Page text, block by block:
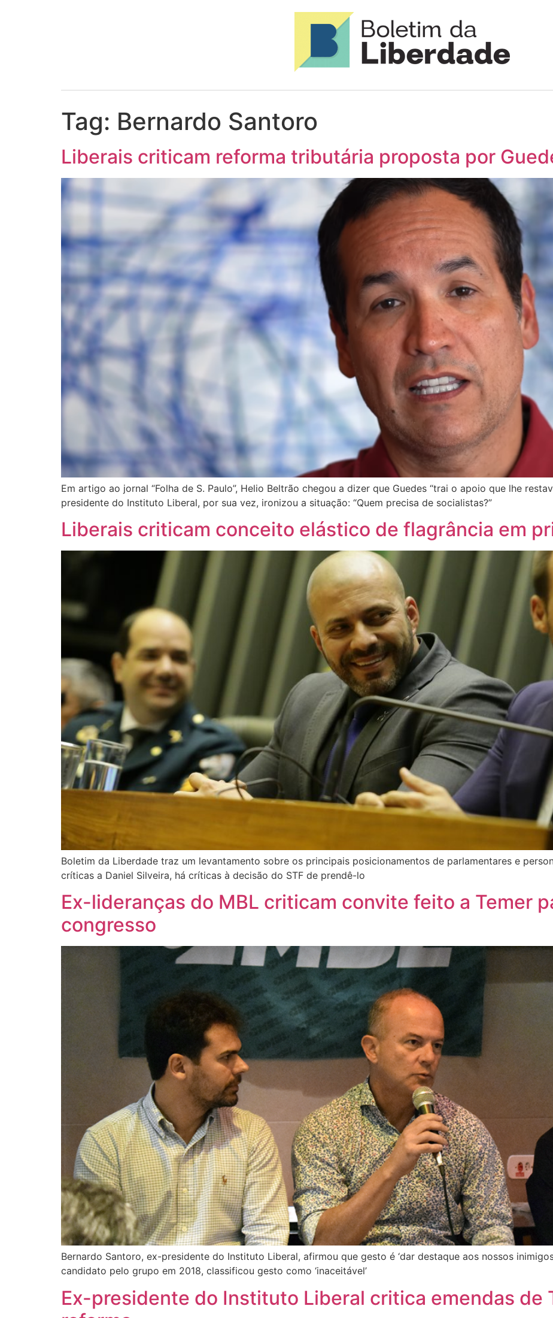
Tag: Bernardo Santoro
Liberais criticam reforma tributária proposta por
Em artigo ao jornal “Folha de S. Paulo”, Helio Beltrão chegou a dizer que Guedes “trai o apoio que lhe
presidente do Instituto Liberal, por sua vez, ironizou a situação: “Quem precisa de socialistas?”
Liberais criticam conceito elástico de flagrância em
Boletim da Liberdade traz um levantamento sobre os principais posicionamentos de parlamentares e
críticas a Daniel Silveira, há críticas à decisão do STF de prendê-lo
Ex-lideranças do MBL criticam convite feito a Temer
congresso
Bernardo Santoro, ex-presidente do Instituto Liberal, afirmou que gesto é ‘dar destaque aos nossos
candidato pelo grupo em 2018, classificou gesto como ‘inaceitável’
Ex-presidente do Instituto Liberal critica emendas de